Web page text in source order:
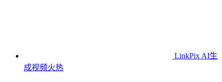
LinkPix AI生
成视频火热